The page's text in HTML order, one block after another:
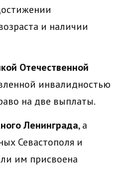
и наличии
Отечественной
инвалидностью
на две выплаты.
Ленинграда, а
Севастополя и
им присвоена